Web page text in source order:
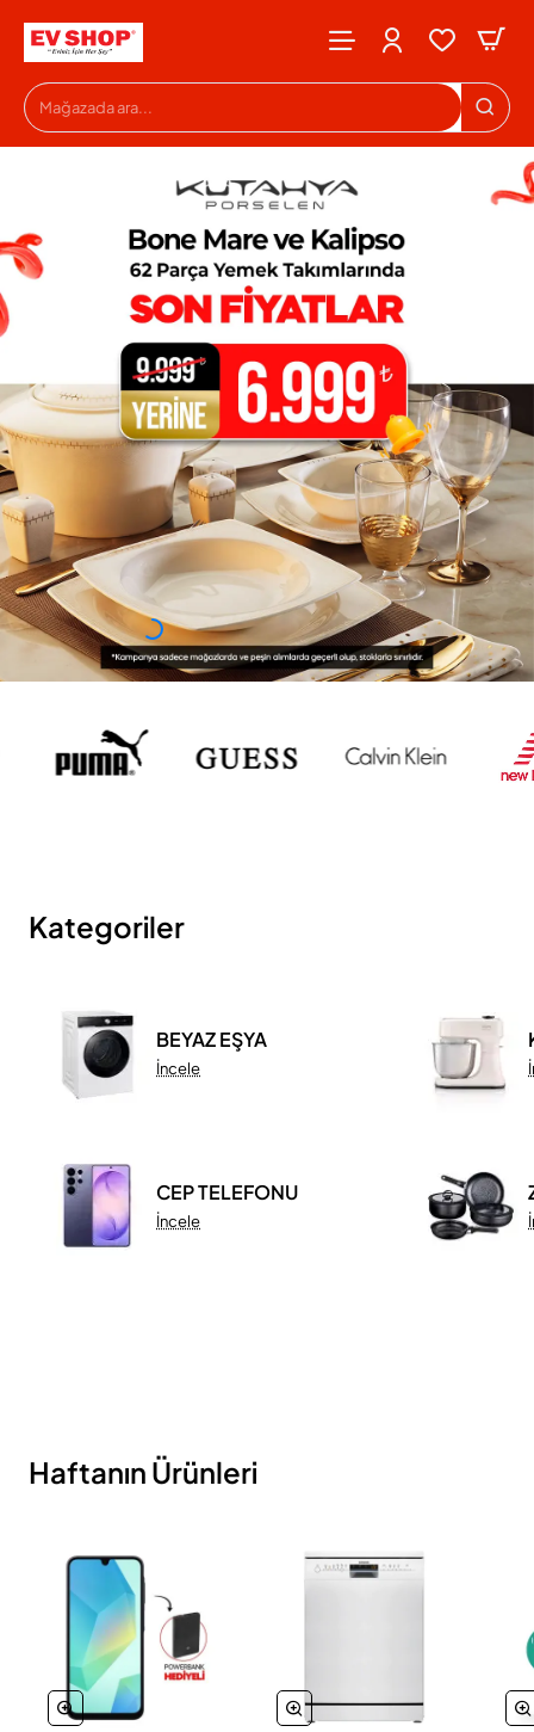
Evshop
Mağazada
ara...
Kategoriler
BEYAZ EŞYA
İncele
CEP TELEFONU
İncele
Haftanın Ürünleri